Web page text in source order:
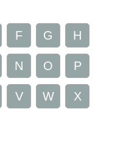
F G H
N O P
V W X